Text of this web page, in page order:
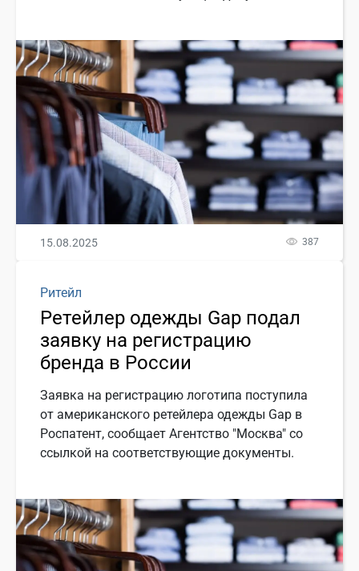
15.08.2025 387
Ритейл
Ретейлер одежды Gap подал
заявку на регистрацию
бренда в России
Заявка на регистрацию логотипа поступила
от американского ретейлера одежды Gap в
Роспатент, сообщает Агентство "Москва" со
ссылкой на соответствующие документы.